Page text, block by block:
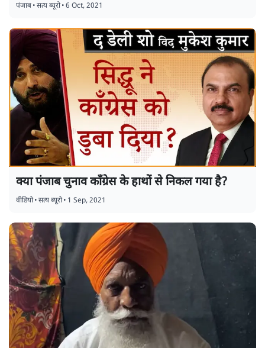
पंजाब•सत्य ब्यूरो•6 Oct, 2021
क्या पंजाब चुनाव काँग्रेस के हाथों से निकल गया है?
वीडियो•सत्य ब्यूरो• 1 Sep, 2021